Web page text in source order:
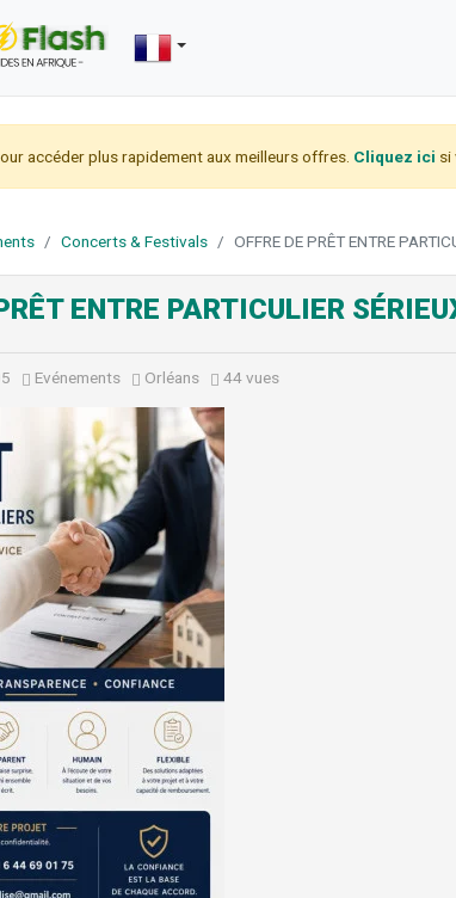
accéder plus rapidement aux meilleurs offres. Cliquez ici si
Concerts & Festivals OFFRE DE PRÊT ENTRE
ENTRE PARTICULIER
Evénements Orléans 44 vues